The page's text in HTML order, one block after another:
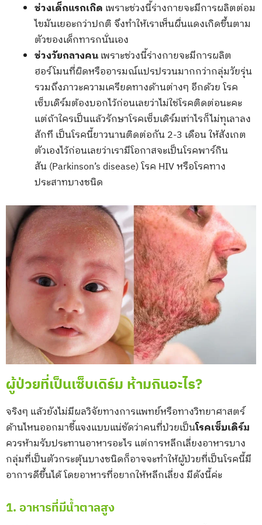
ช่วงเด็กแรกเกิด เพราะช่วงนี้ร่างกายจะมีการผลิตต่อม
ไขมันเยอะกว่าปกติ จึงทำให้เราเห็นผื่นแดงเกิดขึ้นตาม
ตัวของเด็กทารกนั่นเอง
ช่วงวัยกลางคนเพราะช่วงนี้ร่างกายจะมีการผลิต
ฮอร์โมนที่ผิดหรืออารมณ์แปรปรวนมากกว่ากลุ่มวัยรุ่น
รวมถึงภาวะความเครียดทางด้านต่างๆ อีกด้วย โรค
เซ็บเดิร์มต้องบอกไว้ก่อนเลยว่าไม่ใช่โรคติดต่อนะคะ
แต่ถ้าใครเป็นแล้วรักษาโรคเซ็บเดิร์มเท่าไรก็ไม่ทุเลาลง
สักที เป็นโรคนี้ยาวนานติดต่อกัน 2-3 เดือน ให้สังเกต
ตัวเองไว้ก่อนเลยว่าเรามีโอกาสจะเป็นโรคพาร์กิน
สัน (Parkinson’s disease) โรค HIV หรือโรคทาง
ประสาทบางชนิด
ผู้ป่วยที่เป็นเซ็บเดิร์ม ห้ามกินอะไร?
จริงๆ แล้วยังไม่มีผลวิจัยทางการแพทย์หรือทางวิทยาศาสตร์
ด้านไหนออกมาชี้แจงแบบแน่ชัดว่าคนที่ป่วยเป็นโรคเซ็บเดิร์ม
ควรห้ามรับประทานอาหารอะไร แต่การหลีกเลี่ยงอาหารบาง
กลุ่มที่เป็นตัวกระตุ้นบางชนิดก็อาจจะทำให้ผู้ป่วยที่เป็นโรคนี้มี
อาการดีขึ้นได้ โดยอาหารที่อยากให้หลีกเลี่ยง มีดังนี้ค่ะ
1. อาหารที่มีน้ำตาลสูง